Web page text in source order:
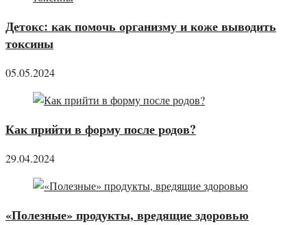
Детокс: как помочь организму и коже выводить
токсины
05.05.2024
Как прийти в форму после родов?
29.04.2024
«Полезные» продукты, вредящие здоровью